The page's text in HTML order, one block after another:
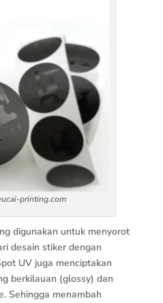
printing.com
digunakan untuk menyorot
desain stiker dengan
UV juga menciptakan
berkilauan (glossy) dan
. Sehingga menambah